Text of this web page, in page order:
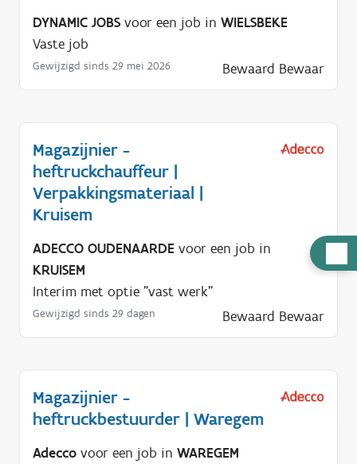
u
p
n
i
DYNAMIC JOBS voor een job in WIELSBEKE
Vaste job
Gewijzigd sinds 29 mei 2026 Bewaard Bewaar
Magazijnier -
heftruckchauffeur |
Verpakkingsmateriaal |
Kruisem
ADECCO OUDENAARDE voor een job in
KRUISEM
Interim met optie "vast werk"
Gewijzigd sinds 29 dagen Bewaard Bewaar
Magazijnier -
heftruckbestuurder | Waregem
Adecco voor een job in WAREGEM